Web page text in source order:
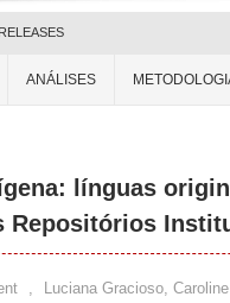
ANÁLISES
línguas
Repositórios
,
Luciana Gracioso,